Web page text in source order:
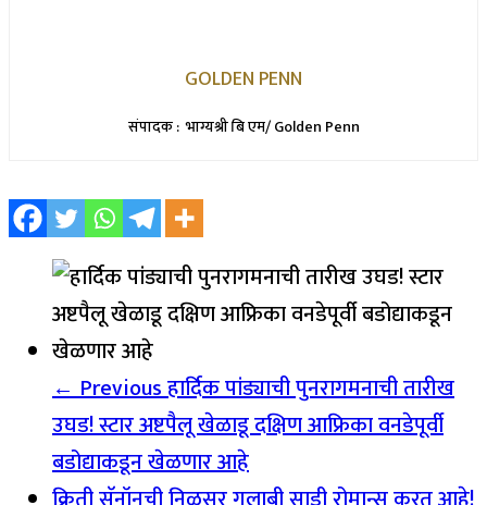
GOLDEN PENN
संपादक : भाग्यश्री बि एम/ Golden Penn
← Previousहार्दिक पांड्याची पुनरागमनाची तारीख
उघड! स्टार अष्टपैलू खेळाडू दक्षिण आफ्रिका वनडेपूर्वी
बडोद्याकडून खेळणार आहे